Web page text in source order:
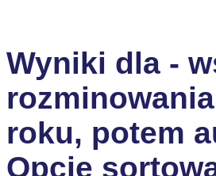
Wyniki dla -
roku, potem
Opcje